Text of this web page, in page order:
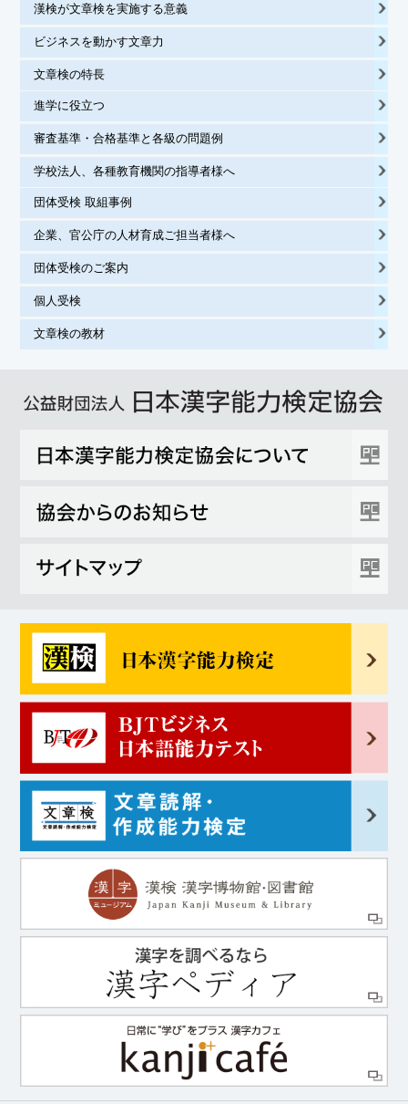
漢検が文章検を実施する意義
ビジネスを動かす文章力
文章検の特長
進学に役立つ
審査基準・合格基準と各級の問題例
学校法人、各種教育機関の指導者様へ
団体受検 取組事例
企業、官公庁の人材育成ご担当者様へ
団体受検のご案内
個人受検
文章検の教材